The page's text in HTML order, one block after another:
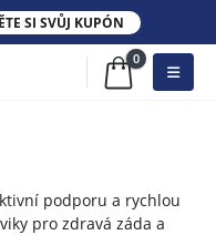
SI SVŮJ KUPÓN
0
podporu a rychlou
pro zdravá záda a